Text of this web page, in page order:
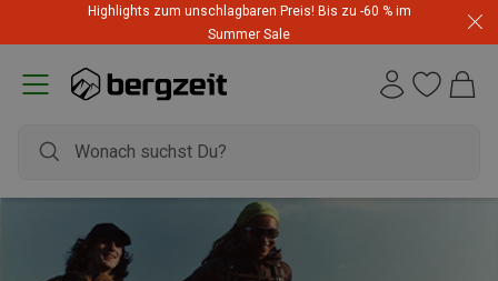
Highlights zum unschlagbaren Preis! Bis zu -60 % im
Summer Sale